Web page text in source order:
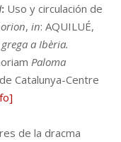
: Uso y circulación de
, in: AQUILUÉ,
a Ibèria.
Paloma
Catalunya-Centre
de la dracma